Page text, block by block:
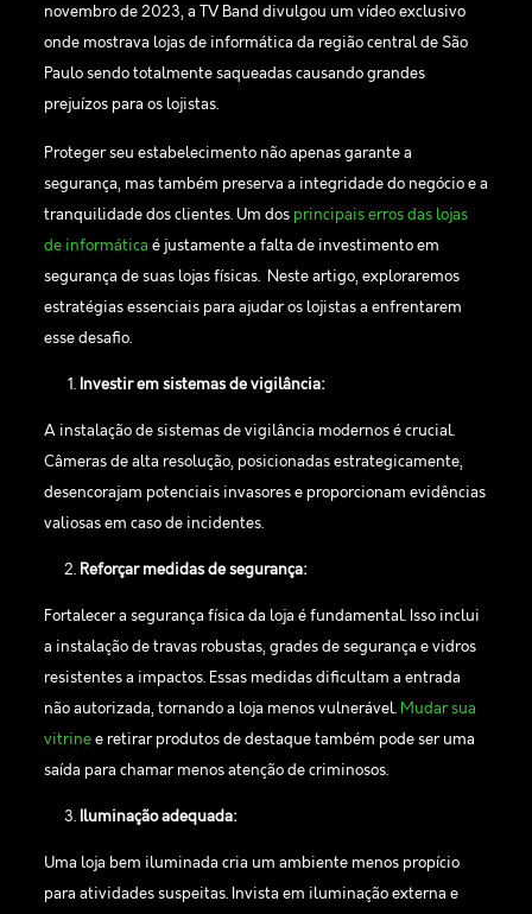
novembro de 2023, a TV Band divulgou um vídeo exclusivo
onde mostrava lojas de informática da região central de São
Paulo sendo totalmente saqueadas causando grandes
prejuízos para os lojistas.
Proteger seu estabelecimento não apenas garante a
segurança, mas também preserva a integridade do negócio e a
tranquilidade dos clientes. Um dos principais erros das lojas
de informática é justamente a falta de investimento em
segurança de suas lojas físicas. Neste artigo, exploraremos
estratégias essenciais para ajudar os lojistas a enfrentarem
esse desafio.
Investir em sistemas de vigilância:
A instalação de sistemas de vigilância modernos é crucial.
Câmeras de alta resolução, posicionadas estrategicamente,
desencorajam potenciais invasores e proporcionam evidências
valiosas em caso de incidentes.
Reforçar medidas de segurança:
Fortalecer a segurança física da loja é fundamental. Isso inclui
a instalação de travas robustas, grades de segurança e vidros
resistentes a impactos. Essas medidas dificultam a entrada
não autorizada, tornando a loja menos vulnerável. Mudar sua
vitrinee retirar produtos de destaque também pode ser uma
saída para chamar menos atenção de criminosos.
Iluminação adequada:
Uma loja bem iluminada cria um ambiente menos propício
para atividades suspeitas. Invista em iluminação externa e